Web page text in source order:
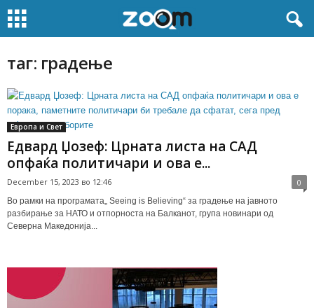
таг: градење
Европа и Свет
Едвард Џозеф: Црната листа на САД
опфаќа политичари и ова е...
December 15, 2023 во 12:46 0
Во рамки на програмата„ Seeing is Believing“ за градење на јавното
разбирање за НАТО и отпорноста на Балканот, група новинари од
Северна Македонија...